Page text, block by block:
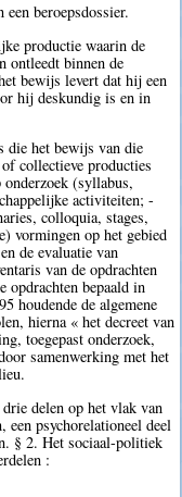
beroepsdossier.
productie waarin de
ontleedt binnen de
bewijs levert dat hij een
hij deskundig is en in
die het bewijs van die
collectieve producties
onderzoek (syllabus,
activiteiten; -
colloquia, stages,
vormingen op het gebied
de evaluatie van
van de opdrachten
opdrachten bepaald in
houdende de algemene
hierna « het decreet van
toegepast onderzoek,
samenwerking met het
delen op het vlak van
psychorelationeel deel
§ 2. Het sociaal-politiek
: